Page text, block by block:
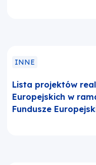
INNE
Lista projektów
Europejskich w
Fundusze